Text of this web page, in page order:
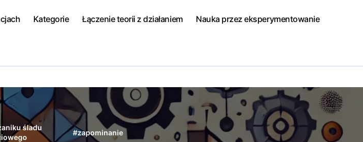
Kategorie Łączenie teorii z działaniem Nauka przez eksperymentowanie
śladu
#zapominanie